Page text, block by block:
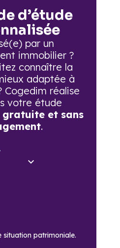
d’étude
par un
immobilier ?
connaître la
adaptée à
Cogedim réalise
votre étude
gratuite et sans
.
situation patrimoniale.